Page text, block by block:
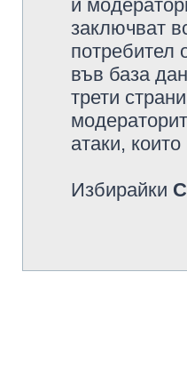
и
заключват
потребител
във база
трети
атаки,
Избирайки